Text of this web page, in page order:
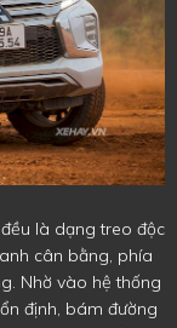
là dạng treo độc
cân bằng, phía
Nhờ vào hệ thống
định, bám đường